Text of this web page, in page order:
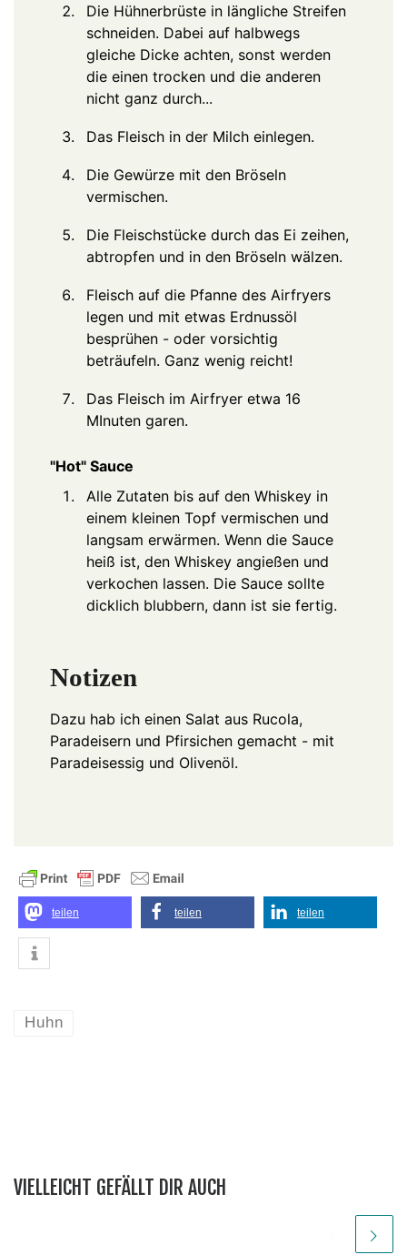
Die Hühnerbrüste in längliche Streifen
schneiden. Dabei auf halbwegs
gleiche Dicke achten, sonst werden
die einen trocken und die anderen
nicht ganz durch...
Das Fleisch in der Milch einlegen.
Die Gewürze mit den Bröseln
vermischen.
Die Fleischstücke durch das Ei zeihen,
abtropfen und in den Bröseln wälzen.
Fleisch auf die Pfanne des Airfryers
legen und mit etwas Erdnussöl
besprühen - oder vorsichtig
beträufeln. Ganz wenig reicht!
Das Fleisch im Airfryer etwa 16
MInuten garen.
"Hot" Sauce
Alle Zutaten bis auf den Whiskey in
einem kleinen Topf vermischen und
langsam erwärmen. Wenn die Sauce
heiß ist, den Whiskey angießen und
verkochen lassen. Die Sauce sollte
dicklich blubbern, dann ist sie fertig.
Notizen
Dazu hab ich einen Salat aus Rucola,
Paradeisern und Pfirsichen gemacht - mit
Paradeisessig und Olivenöl.
teilen teilen teilen
Huhn
VIELLEICHT GEFÄLLT DIR AUCH